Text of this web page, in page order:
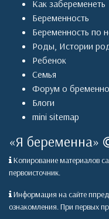
Как забеременеть
Беременность
Беременность по
Роды, Истории
Ребенок
Семья
Форум о
Блоги
mini sitemap
«Я беременна»
Копирование материалов
первоисточник.
Информация на сайте
ознакомления. При первых